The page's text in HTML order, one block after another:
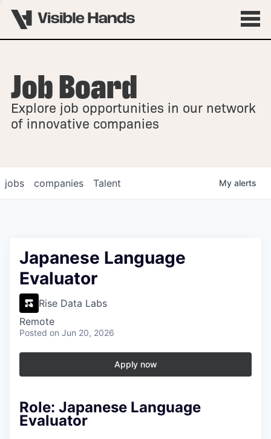
OVERVIEW
FELLOWSHIPS
Job Board
Explore job opportunities in our network
of innovative companies
jobs companies Talent My alerts
Japanese Language
Evaluator
Rise Data Labs
Remote
Posted on Jun 20, 2026
Apply now
Role: Japanese Language
Evaluator